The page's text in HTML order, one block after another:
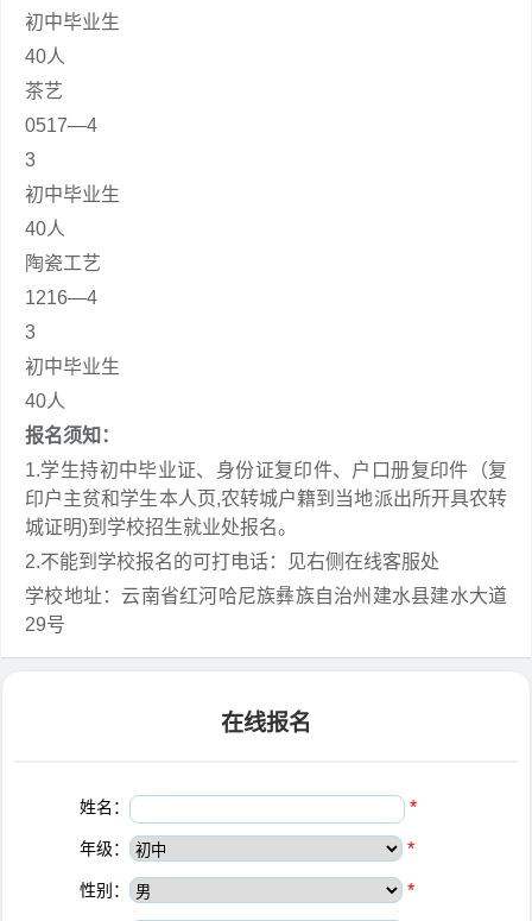
初中毕业生
40人
茶艺
0517—4
3
初中毕业生
40人
陶瓷工艺
1216—4
3
初中毕业生
40人
报名须知：
1.学生持初中毕业证、身份证复印件、户口册复印件（复
印户主贫和学生本人页,农转城户籍到当地派出所开具农转
城证明)到学校招生就业处报名。
2.不能到学校报名的可打电话：见右侧在线客服处
学校地址：云南省红河哈尼族彝族自治州建水县建水大道
29号
在线报名
姓名： *
年级： *
性别： *